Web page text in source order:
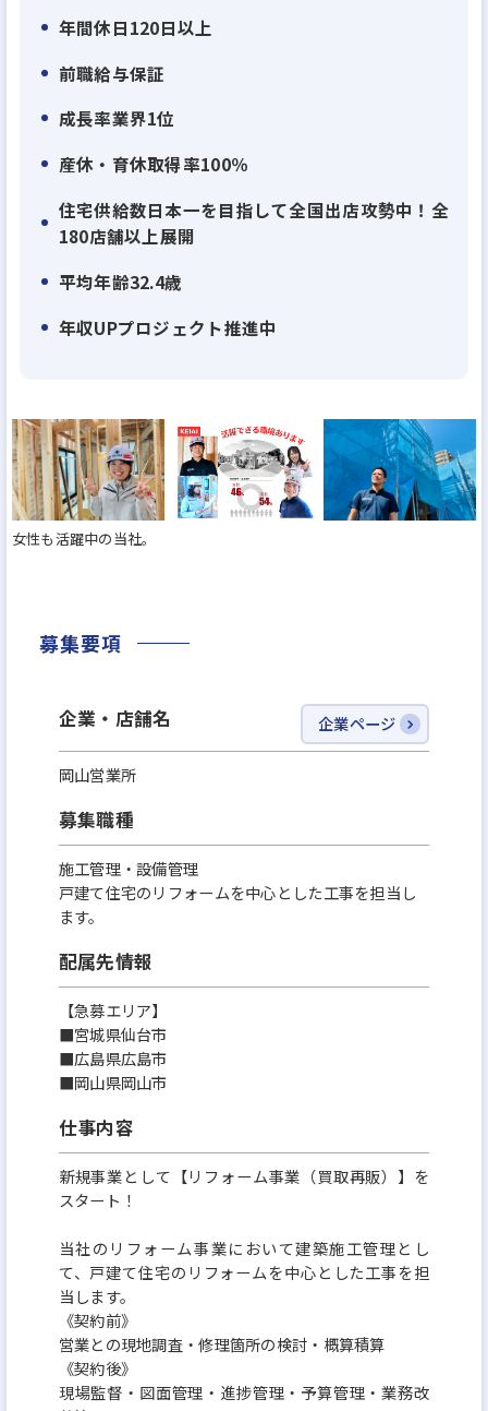
弊社は、週休2日はもちろん、高い有休消化率、リフ
休んでいただける体制になっています。また、残業時
間は月平均20時間(1日平均1時間程度)。業界の離職
それらの実績が評価されて、『働きがいのある会
社』のベストカンパニーにも選出されました!
取りプラン作成修正・建築確認申請等」、「土木管
理業務」、「購買・見積・発注業務」、「引き渡し
後の対応」、「職人探し」などの業務は全て担当部
署に任せるのが基本。また、スマホやタブレットな
も、ケイアイグループの場合は行かなくて済むことも
みます。実際、事務作業は業務の2割程度です。だか
また、外注先(約3,000社)の協力業者様は弊社をよく
業務遂行がしやすい環境です。
【理由3】
ップを目指しやすい
東証プライム市場上場企業で現在も業績は右肩上が
り、弊社が目指している住宅供給数日本No.1に向
け、今のところ達成可能ペース。あと6年以内でNo.1
が達成出来ます。拡大中の弊社は、業績拡大ペースに
比べて幹部候補の社員が足りていません。30代で部
長クラスはもちろん、役員も十分目指せます。上場
企業の幹部になれるチャンスのある企業はそう多く
■業務のやりがい：
完全実力主義のため、年齢・社歴・性別等に関わら
ず評価してもらえる環境と、仕事を任せてもらえる風
土がある為、キャリアアップ形成のしやすい環境で
年間休日120日以上
前職給与保証
成長率業界1位
産休・育休取得率100％
住宅供給数日本一を目指して全国出店攻勢中！全
180店舗以上展開
平均年齢32.4歳
年収UPプロジェクト推進中
女性も活躍中の当社。
募集要項
企業・店舗名 企業ページ
岡山営業所
募集職種
施工管理・設備管理
戸建て住宅のリフォームを中心とした工事を担当し
ます。
配属先情報
【急募エリア】
■宮城県仙台市
■広島県広島市
■岡山県岡山市
仕事内容
新規事業として【リフォーム事業（買取再販）】を
スタート！
当社のリフォーム事業において建築施工管理とし
て、戸建て住宅のリフォームを中心とした工事を担
当します。
《契約前》
営業との現地調査・修理箇所の検討・概算積算
《契約後》
現場監督・図面管理・進捗管理・予算管理・業務改